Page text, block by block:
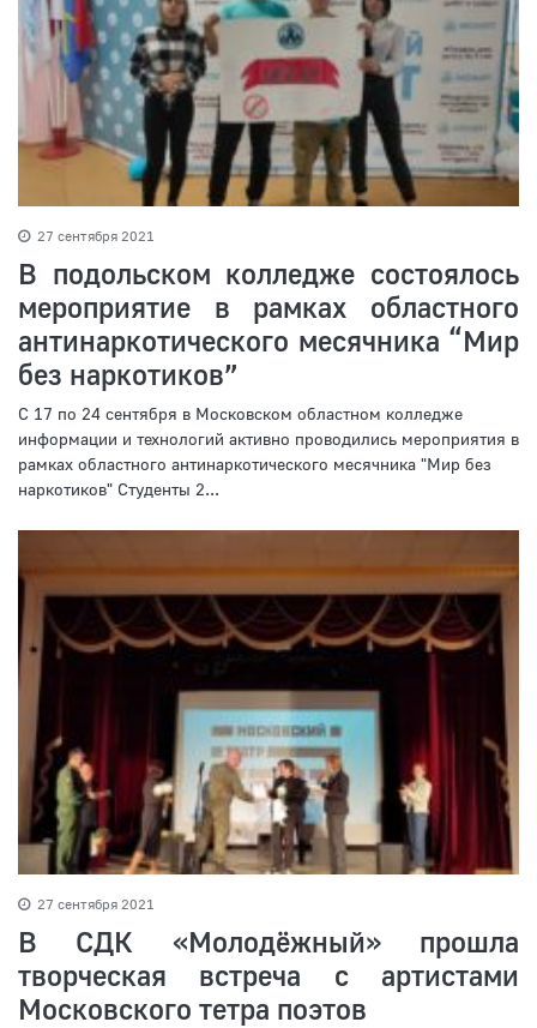
27 сентября 2021
В подольском колледже состоялось
мероприятие в рамках областного
антинаркотического месячника “Мир
без наркотиков”
С 17 по 24 сентября в Московском областном колледже
информации и технологий активно проводились мероприятия в
рамках областного антинаркотического месячника "Мир без
наркотиков" Студенты 2...
27 сентября 2021
В СДК «Молодёжный» прошла
творческая встреча с артистами
Московского тетра поэтов